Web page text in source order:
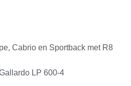
Cabrio en Sportback met R8
LP 600-4